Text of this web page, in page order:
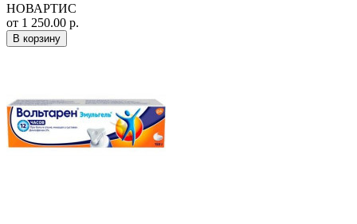
НОВАРТИС
от 1 250.00 р.
В корзину